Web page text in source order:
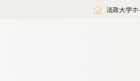
法政大学